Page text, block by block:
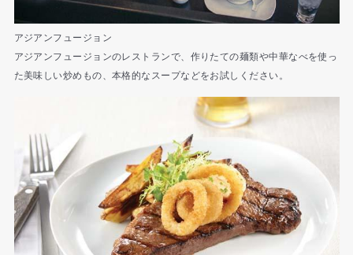
アジアンフュージョン
アジアンフュージョンのレストランで、作りたての麺類や中華なべを使っ
た美味しい炒めもの、本格的なスープなどをお試しください。